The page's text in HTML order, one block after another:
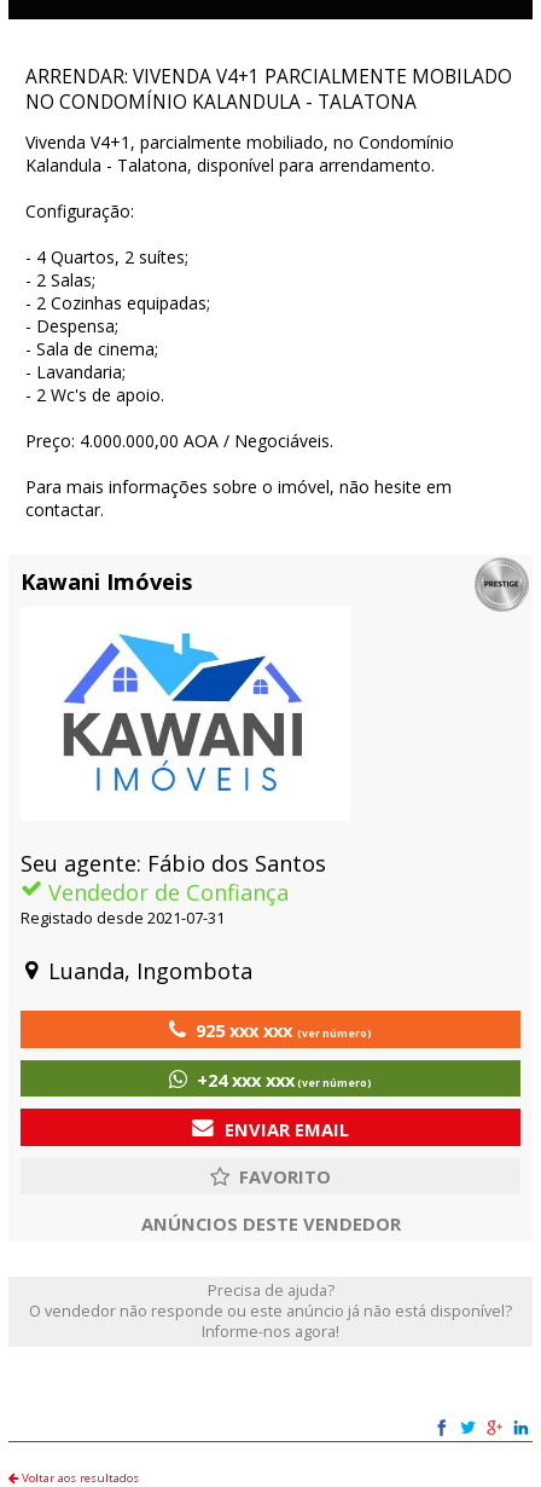
ARRENDAR: VIVENDA V4+1 PARCIALMENTE MOBILADO
NO CONDOMÍNIO KALANDULA - TALATONA
Vivenda V4+1, parcialmente mobiliado, no Condomínio
Kalandula - Talatona, disponível para arrendamento.
Configuração:
- 4 Quartos, 2 suítes;
- 2 Salas;
- 2 Cozinhas equipadas;
- Despensa;
- Sala de cinema;
- Lavandaria;
- 2 Wc's de apoio.
Preço: 4.000.000,00 AOA / Negociáveis.
Para mais informações sobre o imóvel, não hesite em
contactar.
Kawani Imóveis
Seu agente: Fábio dos Santos
Vendedor de Confiança
Registado desde 2021-07-31
Luanda, Ingombota
925 xxx xxx(ver número)
+24 xxx xxx(ver número)
ENVIAR EMAIL
ANÚNCIOS DESTE VENDEDOR
Precisa de ajuda?
O vendedor não responde ou este anúncio já não está disponível?
Informe-nos agora!
Voltar aos resultados